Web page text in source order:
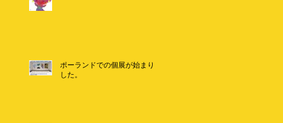
ポーランドでの個展が始まりま
した。